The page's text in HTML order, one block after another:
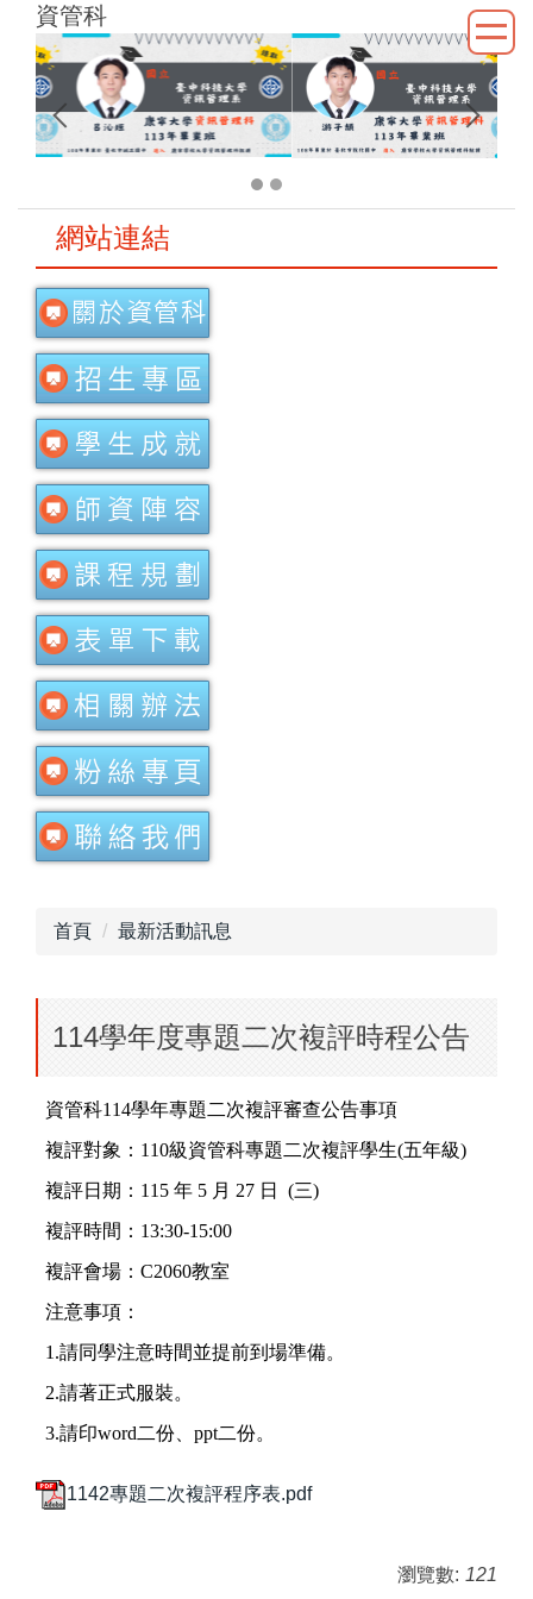
資管科
網站連結
首頁 最新活動訊息
114學年度專題二次複評時程公告
資管科114學年專題二次複評審查公告事項
複評對象：110級資管科專題二次複評學生(五年級)
複評日期：115 年 5 月 27 日 (三)
複評時間：13:30-15:00
複評會場：C2060教室
注意事項：
1.請同學注意時間並提前到場準備。
2.請著正式服裝。
3.請印word二份、ppt二份。
1142專題二次複評程序表.pdf
瀏覽數: 121